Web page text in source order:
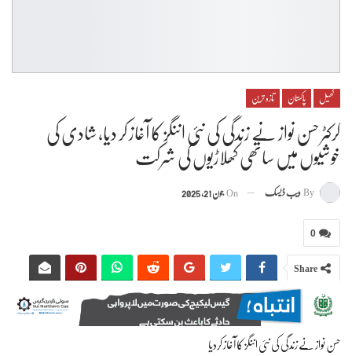
کھیل پاکستان تازہ ترین
کرکٹر حسن نواز نے زندگی کی نئی اننگز کا آغاز کر دیا، شادی کی
خوشیوں میں ساتھی کھلاڑیوں کی شرکت
By ویب ڈیسک On جون 21, 2025
0
Share
حسن نواز نے زندگی کی نئی اننگز کا آغاز کردیا